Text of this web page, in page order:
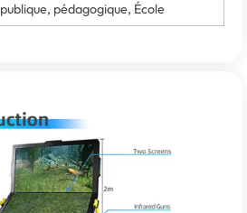
publique, pédagogique, École